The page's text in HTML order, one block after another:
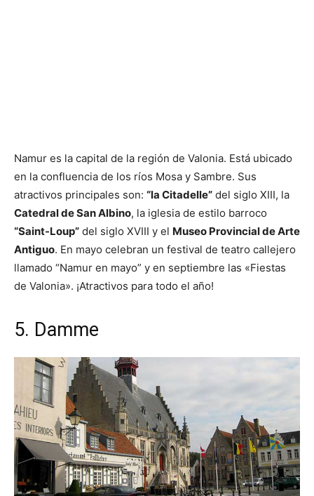
Namur es la capital de la región de Valonia. Está ubicado
en la confluencia de los ríos Mosa y Sambre. Sus
atractivos principales son: “la Citadelle” del siglo XIII, la
Catedral de San Albino, la iglesia de estilo barroco
“Saint-Loup” del siglo XVIII y el Museo Provincial de Arte
Antiguo. En mayo celebran un festival de teatro callejero
llamado “Namur en mayo” y en septiembre las «Fiestas
de Valonia». ¡Atractivos para todo el año!
5. Damme